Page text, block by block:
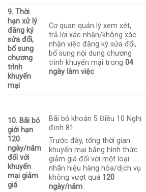
9. Thời
hạn xử lý
đăng ký
sửa đổi,
bổ sung
chương
trình
khuyến
mại
Cơ quan quản lý xem xét,
trả lời xác nhận/không xác
nhận việc đăng ký sửa đổi,
bổ sung nội dung chương
trình khuyến mại trong04
ngày làm việc.
10. Bãi bỏ
giới hạn
120
ngày/năm
đối với
khuyến
mại giảm
giá
Bãi bỏ khoản 5 Điều 10 Nghị
định 81.
Trước đây, tổng thời gian
khuyến mại bằng hình thức
giảm giá đối với một loại
nhãn hiệu hàng hóa/dịch vụ
không vượt quá 120
ngày/năm.